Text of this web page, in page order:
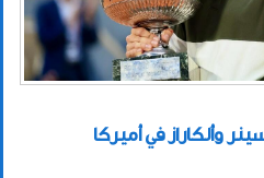
وألكاراز في أميركا